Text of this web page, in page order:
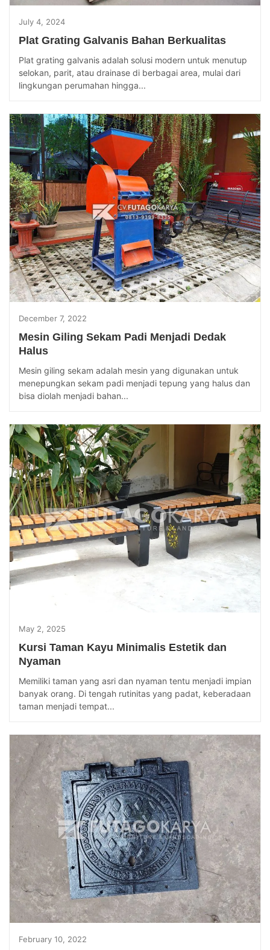
July 4, 2024
Plat Grating Galvanis Bahan Berkualitas
Plat grating galvanis adalah solusi modern untuk menutup
selokan, parit, atau drainase di berbagai area, mulai dari
lingkungan perumahan hingga...
December 7, 2022
Mesin Giling Sekam Padi Menjadi Dedak
Halus
Mesin giling sekam adalah mesin yang digunakan untuk
menepungkan sekam padi menjadi tepung yang halus dan
bisa diolah menjadi bahan...
May 2, 2025
Kursi Taman Kayu Minimalis Estetik dan
Nyaman
Memiliki taman yang asri dan nyaman tentu menjadi impian
banyak orang. Di tengah rutinitas yang padat, keberadaan
taman menjadi tempat...
February 10, 2022